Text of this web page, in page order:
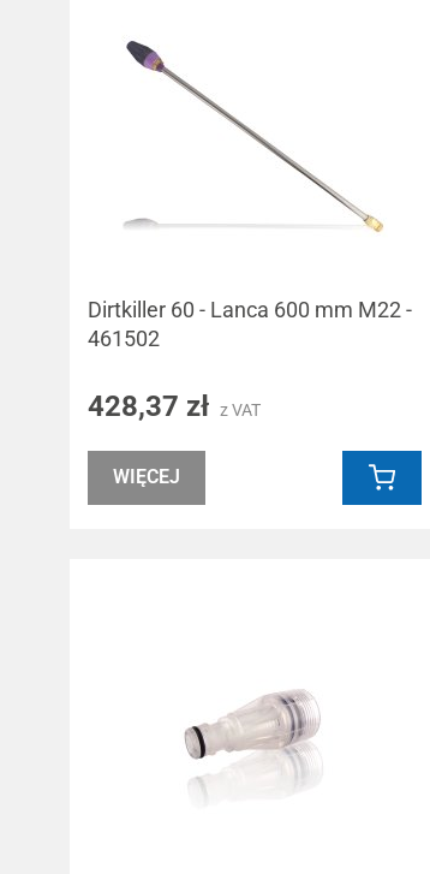
Dirtkiller 60 - Lanca 600 mm M22 -
461502
428,37 zł z VAT
WIĘCEJ